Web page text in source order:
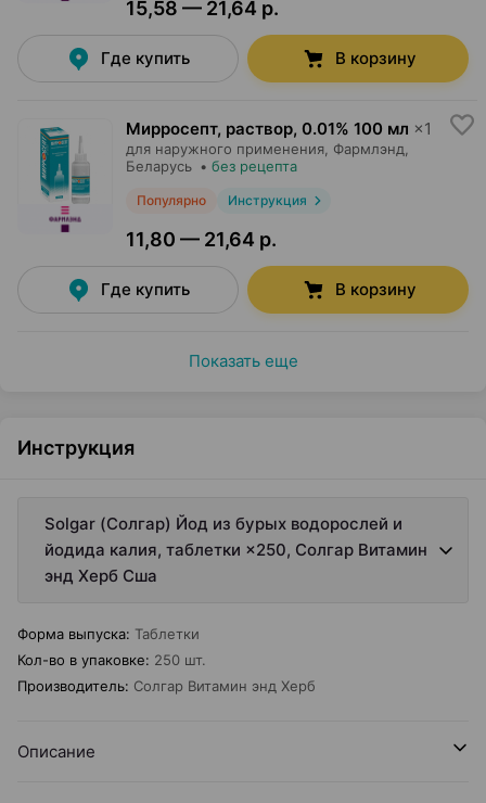
15,58 — 21,64 р.
Где купить В корзину
Мирросепт, раствор, 0.01% 100 мл ×1
для наружного применения, Фармлэнд
Беларусь • без рецепта
Популярно Инструкция
11,80 — 21,64 р.
Где купить В корзину
Показать еще
Инструкция
Solgar (Солгар) Йод из бурых водорослей и
йодида калия, таблетки ×250, Солгар Витамин
энд Херб Сша
Форма выпуска: Таблетки
Кол-во в упаковке: 250 шт.
Производитель: Солгар Витамин энд Херб
Описание